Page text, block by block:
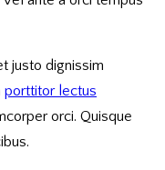
justo dignissim
porttitor lectus
orci. Quisque